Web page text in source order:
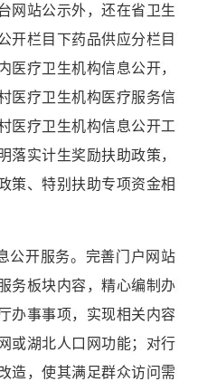
网站公示外，还在省卫生
开栏目下药品供应分栏目
医疗卫生机构信息公开，
医疗卫生机构医疗服务信
医疗卫生机构信息公开工
落实计生奖励扶助政策，
策、特别扶助专项资金相
公开服务。完善门户网站
务板块内容，精心编制办
办事事项，实现相关内容
或湖北人口网功能；对行
造，使其满足群众访问需